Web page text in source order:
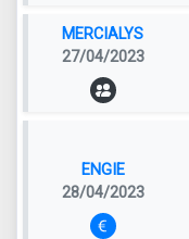
MERCIALYS
27/04/2023
ENGIE
28/04/2023